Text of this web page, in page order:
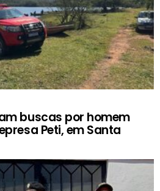
buscas por homem
Peti, em Santa